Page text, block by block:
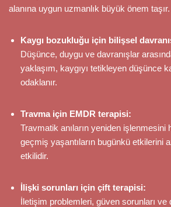
alanına uygun uzmanlık büyük önem
Kaygı bozukluğu için bilişsel
Düşünce, duygu ve davranışlar
yaklaşım, kaygıyı tetikleyen düşünce
odaklanır.
Travma için EMDR terapisi:
Travmatik anıların yeniden işlenmesini
geçmiş yaşantıların bugünkü etkilerini
etkilidir.
İlişki sorunları için çift terapisi:
İletişim problemleri, güven sorunları ve